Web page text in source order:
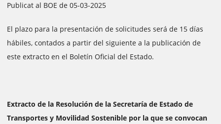
Publicat al BOE de 05-03-2025
El plazo para la presentación de solicitudes será de 15 días
hábiles, contados a partir del siguiente a la publicación de
este extracto en el Boletín Oficial del Estado.
Extracto de la Resolución de la Secretaría de Estado de
Transportes y Movilidad Sostenible por la que se convocan